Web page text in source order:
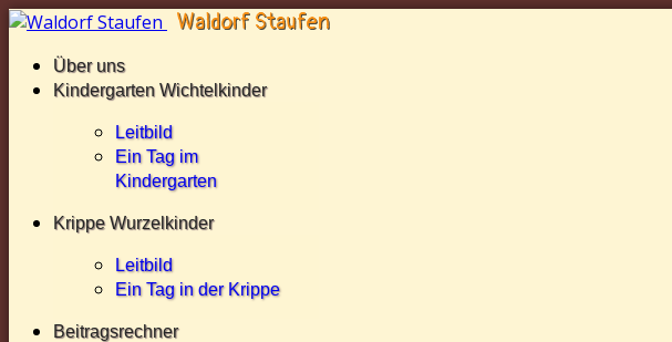
Über uns
Kindergarten Wichtelkinder
Leitbild
Ein Tag im
Kindergarten
Krippe Wurzelkinder
Leitbild
Ein Tag in der Krippe
Beitragsrechner